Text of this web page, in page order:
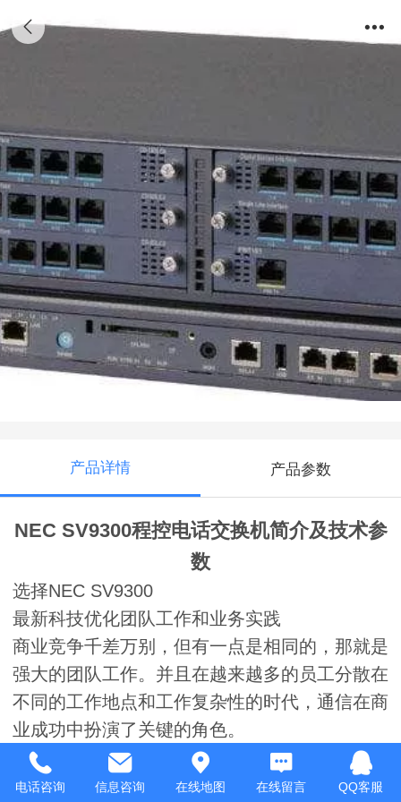
NEC SV9300电话交换机
产品详情 产品参数
NEC SV9300程控电话交换机简介及技术参
数
选择NEC SV9300
最新科技优化团队工作和业务实践
商业竞争千差万别，但有一点是相同的，那就是
强大的团队工作。并且在越来越多的员工分散在
不同的工作地点和工作复杂性的时代，通信在商
业成功中扮演了关键的角色。
明智的企业引入最好和最新的信息技术，工具和
产品。拥有了SV9300通信服务器，科技将使组
电话咨询 信息咨询 在线地图 在线留言 QQ客服